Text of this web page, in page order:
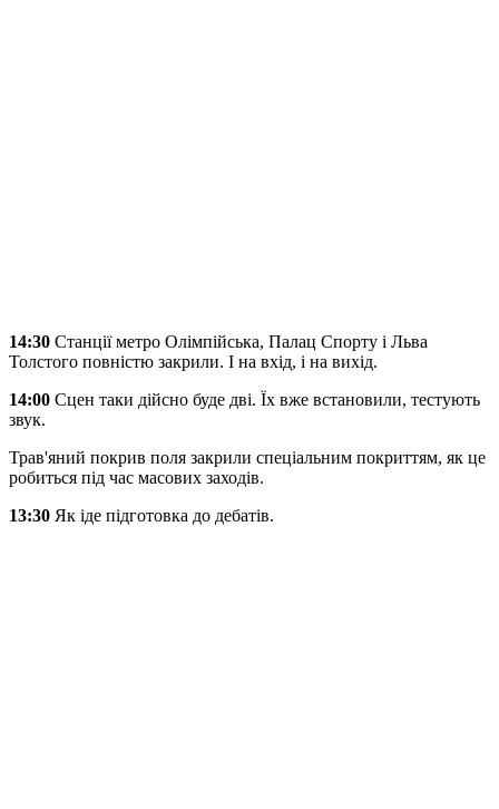
14:30 Станції метро Олімпійська, Палац Спорту і Льва
Толстого повністю закрили. І на вхід, і на вихід.
14:00 Сцен таки дійсно буде дві. Їх вже встановили, тестують
звук.
Трав'яний покрив поля закрили спеціальним покриттям, як це
робиться під час масових заходів.
13:30 Як іде підготовка до дебатів.